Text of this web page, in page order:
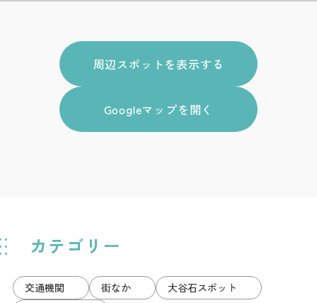
カテゴリー
交通機関 街なか
大谷石スポット
周辺スポットを表示する
Googleマップを開く